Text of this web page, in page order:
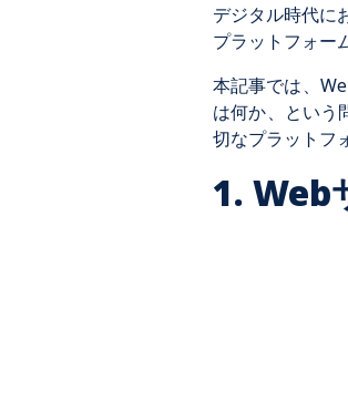
デジタル時代に
プラットフォー
本記事では、
は何か、という
切なプラットフ
1. Web